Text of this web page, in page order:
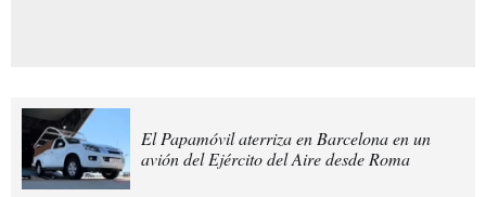
El Papamóvil aterriza en Barcelona en un
avión del Ejército del Aire desde Roma